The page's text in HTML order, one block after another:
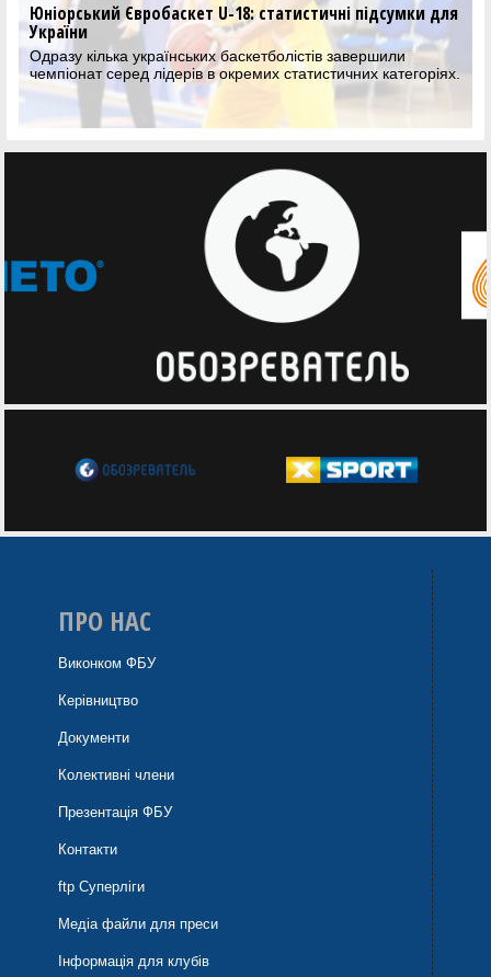
Юніорський Євробаскет U-18: статистичні підсумки для
України
Одразу кілька українських баскетболістів завершили
чемпіонат серед лідерів в окремих статистичних категоріях.
ПРО НАС
Виконком ФБУ
Керівництво
Документи
Колективні члени
Презентація ФБУ
Контакти
ftp Суперліги
Медіа файли для преси
Інформація для клубів